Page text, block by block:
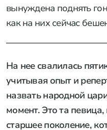
вынуждена поднять
как на них сейчас
На нее свалилась
учитывая опыт и
назвать народной
момент. Это та
старшее поколение,